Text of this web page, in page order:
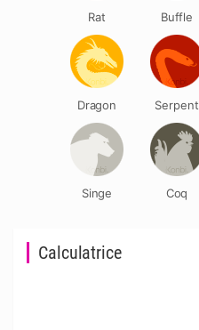
Calculatrice
Rat Buffle
Dragon Serpent
Singe Coq